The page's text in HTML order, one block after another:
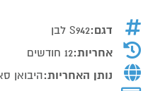
דגם:S942 לבן
אחריות:12 חודשים
נותן האחריות:היבואן